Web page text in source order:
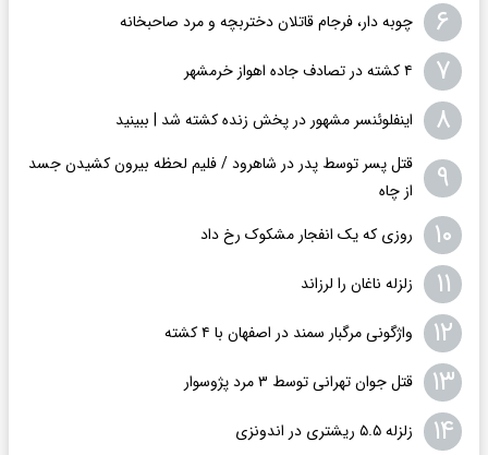
۶ چوبه دار، فرجام قاتلان دختربچه و مرد صاحبخانه
۷ ۴ کشته در تصادف جاده اهواز خرمشهر
۸ اینفلوئنسر مشهور در پخش زنده کشته شد | ببینید
۹
قتل پسر توسط پدر در شاهرود / فلیم لحظه بیرون کشیدن جسد
از چاه
۱۰ روزی که یک انفجار مشکوک رخ داد
۱۱ زلزله ناغان را لرزاند
۱۲ واژگونی مرگبار سمند در اصفهان با ۴ کشته
۱۳ قتل جوان تهرانی توسط ۳ مرد پژوسوار
۱۴ زلزله ۵.۵ ریشتری در اندونزی